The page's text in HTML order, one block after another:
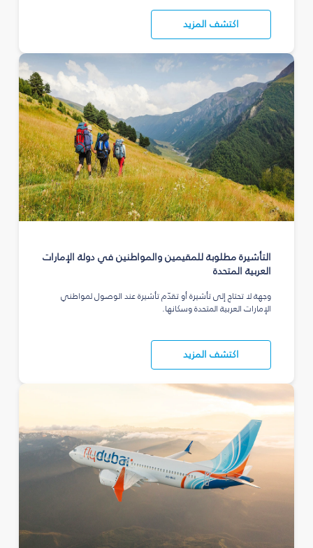
اكتشف المزيد
التأشيرة مطلوبة للمقيمين والمواطنين في دولة الإمارات
العربية المتحدة
وجهة لا تحتاج إلى تأشيرة أو تقدّم تأشيرة عند الوصول لمواطني
الإمارات العربية المتحدة وسكانها.
اكتشف المزيد